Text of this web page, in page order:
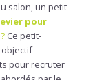
salon, un petit
pour
? Ce petit-
pour recruter